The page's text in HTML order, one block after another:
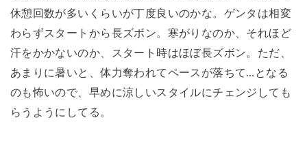
休憩回数が多いくらいが丁度良いのかな。ゲンタは相変
わらずスタートから長ズボン。寒がりなのか、それほど
汗をかかないのか、スタート時はほぼ長ズボン。ただ、
あまりに暑いと、体力奪われてペースが落ちて…となる
のも怖いので、早めに涼しいスタイルにチェンジしても
らうようにしてる。